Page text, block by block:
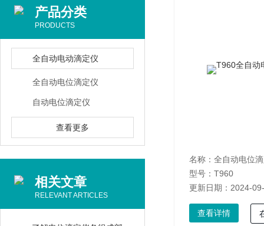
产品分类
PRODUCTS
全自动电动滴定仪
全自动电位滴定仪
自动电位滴定仪
查看更多
相关文章
RELEVANT ARTICLES
名称： 全自动电位
型号：T960
更新日期：2024-
查看详情